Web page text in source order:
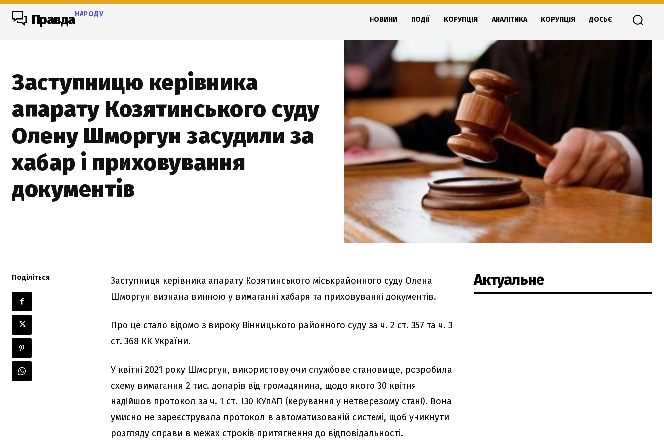
ПравдаНАРОДУ
НОВИНИ ПОДІЇ КОРУПЦІЯ АНАЛІТИКА КОРУПЦІЯ ДОСЬЄ
Заступницю керівника
апарату Козятинського суду
Олену Шморгун засудили за
хабар і приховування
документів
Поділіться
Заступниця керівника апарату Козятинського міськрайонного суду Олена
Шморгун визнана винною у вимаганні хабаря та приховуванні документів.
Про це стало відомо з вироку Вінницького районного суду за ч. 2 ст. 357 та ч. 3
ст. 368 КК України.
У квітні 2021 року Шморгун, використовуючи службове становище, розробила
схему вимагання 2 тис. доларів від громадянина, щодо якого 30 квітня
надійшов протокол за ч. 1 ст. 130 КУпАП (керування у нетверезому стані). Вона
умисно не зареєструвала протокол в автоматизованій системі, щоб уникнути
розгляду справи в межах строків притягнення до відповідальності.
Актуальне